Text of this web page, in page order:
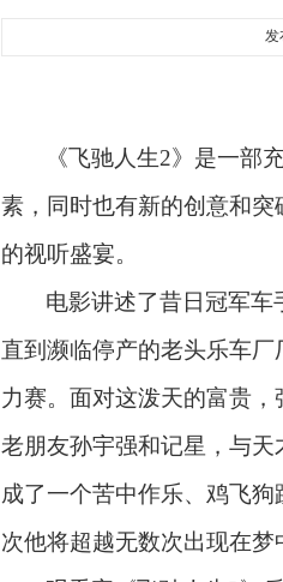
《飞驰人生2》是一部
素，同时也有新的创意和
的视听盛宴。
电影讲述了昔日冠军车
直到濒临停产的老头乐车
力赛。面对这泼天的富贵
老朋友孙宇强和记星，与
成了一个苦中作乐、鸡飞
次他将超越无数次出现在梦